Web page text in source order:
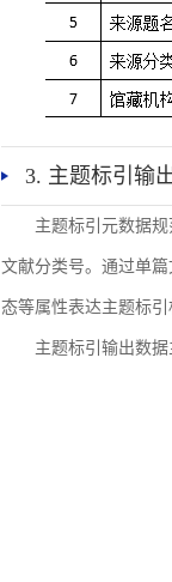
3. 主题标引输
主题标引元数据
文献分类号。通过单
态等属性表达主题标
主题标引输出数